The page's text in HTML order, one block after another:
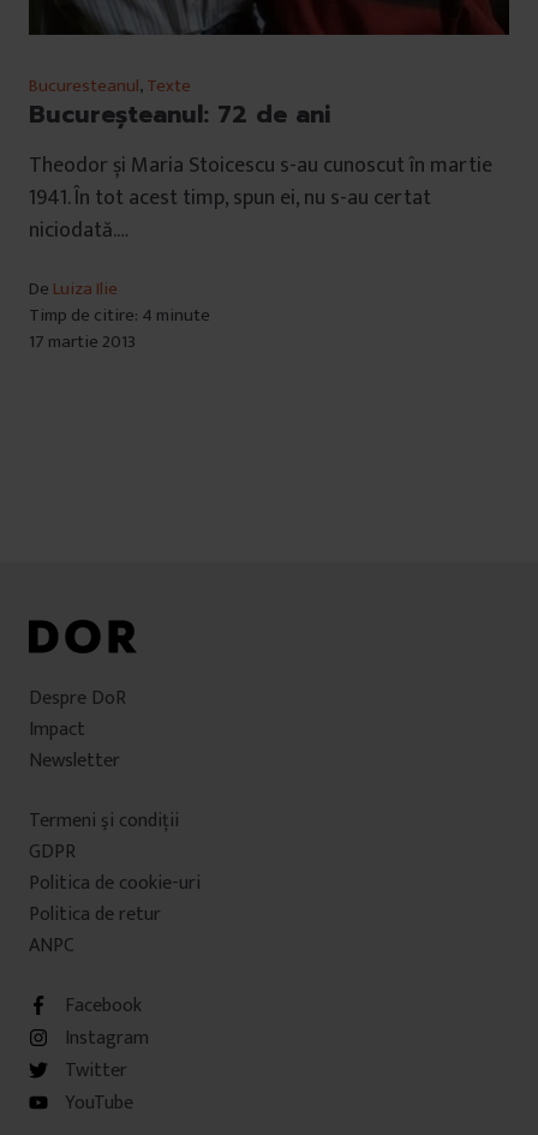
Bucuresteanul,Texte
Bucureșteanul: 72 de ani
Theodor și Maria Stoicescu s-au cunoscut în martie
1941. În tot acest timp, spun ei, nu s-au certat
niciodată.…
De Luiza Ilie
Timp de citire: 4 minute
17 martie 2013
Despre DoR
Impact
Newsletter
Termeni şi condiţii
GDPR
Politica de cookie-uri
Politica de retur
ANPC
Facebook
Instagram
Twitter
YouTube